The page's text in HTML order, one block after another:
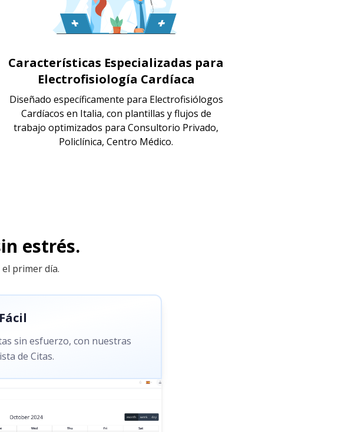
Características Especializadas para
Electrofisiología Cardíaca
Diseñado específicamente para Electrofisiólogos
Cardíacos en Italia, con plantillas y flujos de
trabajo optimizados para Consultorio Privado,
Policlínica, Centro Médico.
estrés.
primer día.
sin esfuerzo, con nuestras
de Citas.